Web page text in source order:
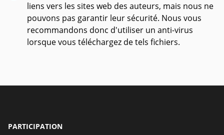
liens vers les sites web des auteurs, mais nous ne
pouvons pas garantir leur sécurité. Nous vous
recommandons donc d'utiliser un anti-virus
lorsque vous téléchargez de tels fichiers.
PARTICIPATION